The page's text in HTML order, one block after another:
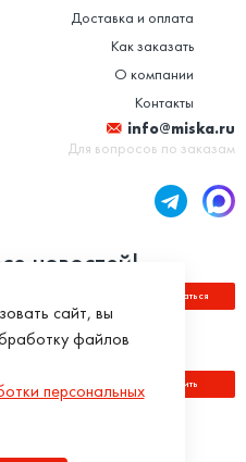
Доставка и оплата
Как заказать
О компании
Контакты
info@miska.ru
Для вопросов по заказам
новостей!
Подписаться
заказа:
Оплатить
сайт, вы
файлов
персональных